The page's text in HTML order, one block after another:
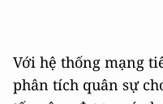
Với hệ thống mạng
phân tích quân sự